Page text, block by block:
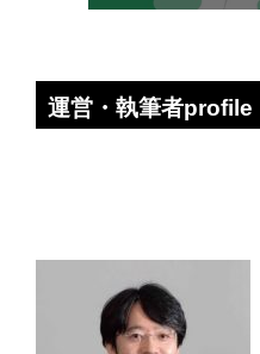
運営・執筆者profile